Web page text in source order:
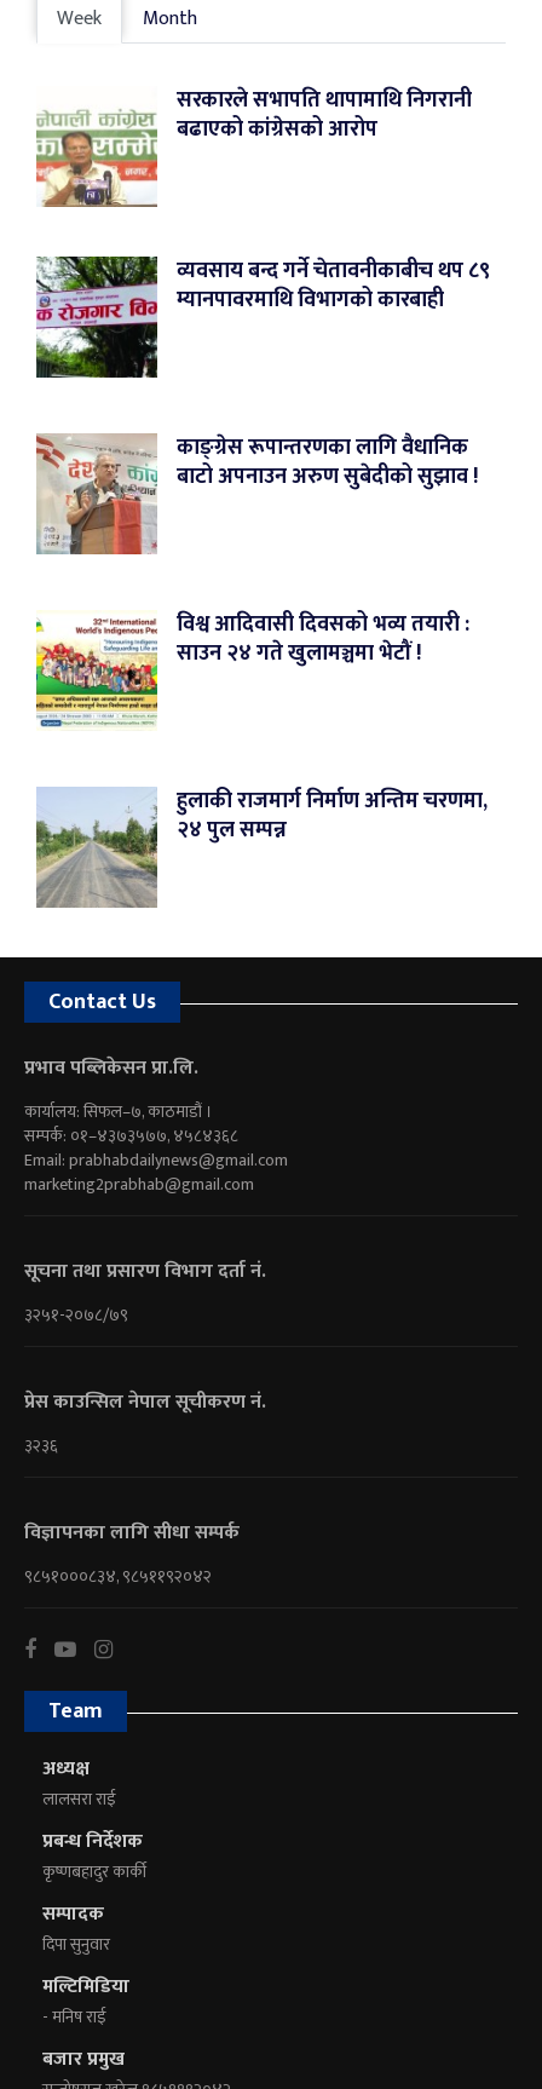
Week Month
सरकारले सभापति थापामाथि निगरानी
बढाएको कांग्रेसको आरोप
व्यवसाय बन्द गर्ने चेतावनीकाबीच थप ८९
म्यानपावरमाथि विभागको कारबाही
काङ्ग्रेस रूपान्तरणका लागि वैधानिक
बाटो अपनाउन अरुण सुबेदीको सुझाव !
विश्व आदिवासी दिवसको भव्य तयारी :
साउन २४ गते खुलामञ्चमा भेटौं !
हुलाकी राजमार्ग निर्माण अन्तिम चरणमा,
२४ पुल सम्पन्न
Contact Us
प्रभाव पब्लिकेसन प्रा.लि.
कार्यालय: सिफल–७, काठमाडौं ।
सम्पर्क: ०१–४३७३५७७, ४५८४३६८
Email:prabhabdailynews@gmail.com
marketing2prabhab@gmail.com
सूचना तथा प्रसारण विभाग दर्ता नं.
३२५१-२०७८/७९
प्रेस काउन्सिल नेपाल सूचीकरण नं.
३२३६
विज्ञापनका लागि सीधा सम्पर्क
९८५१०००८३४, ९८५११९२०४२
Team
अध्यक्ष
लालसरा राई
प्रबन्ध निर्देशक
कृष्णबहादुर कार्की
सम्पादक
दिपा सुनुवार
मल्टिमिडिया
- मनिष राई
बजार प्रमुख